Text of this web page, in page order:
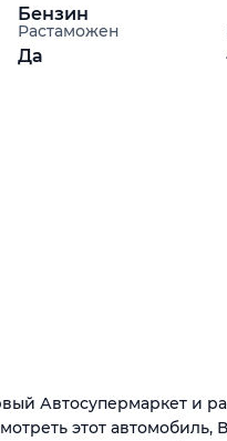
Бензин
Растаможен
Да
Автосупермаркет и
этот автомобиль,